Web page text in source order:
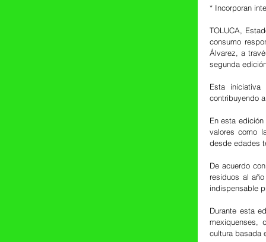
* Incorporan
TOLUCA,
consumo
Álvarez, a
segunda
Esta
contribuyendo
En esta
valores como
desde edades
De acuerdo
residuos al
indispensable
Durante esta
mexiquenses,
cultura basada